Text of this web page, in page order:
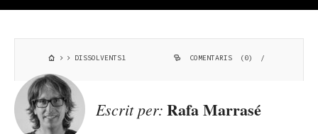
DISSOLVENTS1 COMENTARIS (0) /
Escrit per: Rafa Marrasé